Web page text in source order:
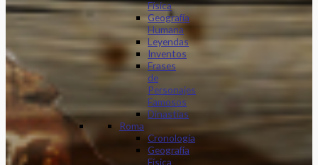
Física
Geografía
Humana
Leyendas
Inventos
Frases
de
Personajes
Famosos
Dinastias
Roma
Cronología
Geografía
Física